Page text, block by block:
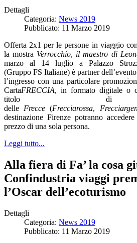
Dettagli
Categoria: News 2019
Pubblicato: 11 Marzo 2019
Offerta 2x1 per le persone in viaggio
la mostra Verrocchio, il maestro di
marzo al 14 luglio a Palazzo
(Gruppo FS Italiane) è partner
l’ingresso con una particolare
CartaFRECCIA, in formato digitale o
titolo di
delle Frecce (Frecciarossa,
destinazione Firenze potranno
prezzo di una sola persona.
Leggi tutto...
Alla fiera di Fa’ la cosa
Confindustria viaggi
l’Oscar dell’ecoturismo
Dettagli
Categoria: News 2019
Pubblicato: 11 Marzo 2019